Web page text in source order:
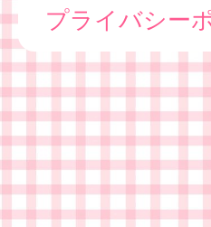
プライバシー